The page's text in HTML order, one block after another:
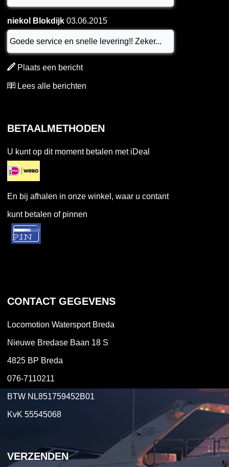
niekol Blokdijk 03.06.2015
Goede service en snelle levering!! Zeker...
Plaats een bericht
Lees alle berichten
BETAALMETHODEN
U kunt op dit moment betalen met iDeal
En bij afhalen in onze winkel, waar u contant
kunt betalen of pinnen
CONTACT GEGEVENS
Locomotion Watersport Breda
Nieuwe Bredase Baan 18 S
4825 BP Breda
076-7110211
BTW NL851759452B01
KvK 55545068
VERZENDEN